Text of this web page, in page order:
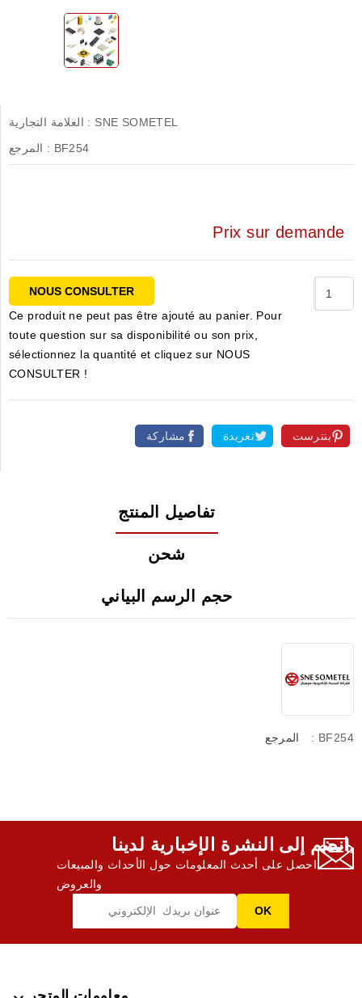
العلامة التجارية : SNE SOMETEL
المرجع : BF254
Prix sur demande
NOUS CONSULTER
Ce produit ne peut pas être ajouté au panier. Pour
toute question sur sa disponibilité ou son prix,
sélectionnez la quantité et cliquez sur NOUS
CONSULTER !
مشاركة تغريدة بنترست
تفاصيل المنتج
شحن
حجم الرسم البياني
المرجع : BF254
انضم إلى النشرة الإخبارية لدينا,
احصل على أحدث المعلومات حول الأحداث والمبيعات
والعروض